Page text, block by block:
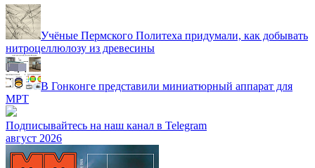
Учёные Пермского Политеха придумали, как добывать
нитроцеллюлозу из древесины
В Гонконге представили миниатюрный аппарат для
МРТ
Подписывайтесь на наш канал в Telegram
август 2026